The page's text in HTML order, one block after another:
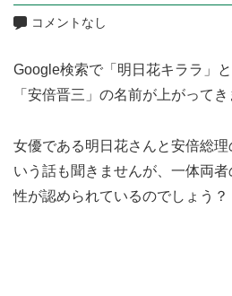
コメントなし
Google検索で「明日花キララ」
「安倍晋三」の名前が上がってき
女優である明日花さんと安倍総
いう話も聞きませんが、一体両
性が認められているのでしょう？